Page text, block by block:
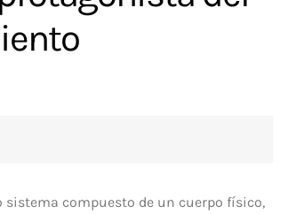
sistema compuesto de un cuerpo físico,